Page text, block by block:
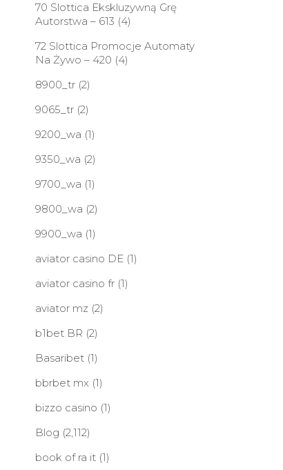
70 Slottica Ekskluzywną Grę
Autorstwa – 613 (4)
72 Slottica Promocje Automaty
Na Żywo – 420 (4)
8900_tr(2)
9065_tr(2)
9200_wa (1)
9350_wa (2)
9700_wa (1)
9800_wa (2)
9900_wa (1)
aviator casino DE(1)
aviator casino fr(1)
aviator mz (2)
b1bet BR (2)
Basaribet(1)
bbrbet mx (1)
bizzo casino (1)
Blog (2,112)
book of ra it(1)